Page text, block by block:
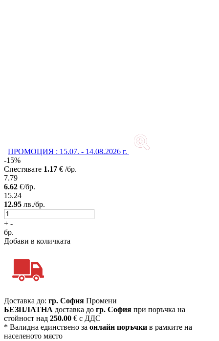
ПРОМОЦИЯ : 15.07. - 14.08.2026 г.
-15%
Спестявате 1.17 € /бр.
7.79
6.62 €/бр.
15.24
12.95 лв./бр.
+ -
бр.
Добави в количката
Доставка до: гр. София Промени
БЕЗПЛАТНА доставка до гр. София при поръчка на
стойност над 250.00 € с ДДС
* Валидна единствено за онлайн поръчки в рамките на
населеното място